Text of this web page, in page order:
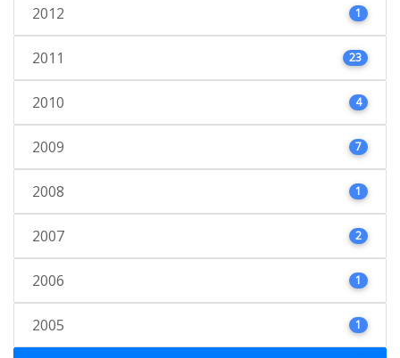
2012 1
2011 23
2010 4
2009 7
2008 1
2007 2
2006 1
2005 1